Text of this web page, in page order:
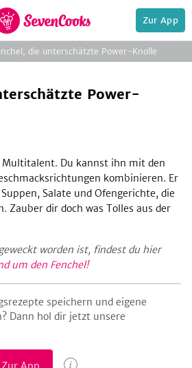
Zur App
die unterschätzte Power-Knolle
Power-
Multitalent. Du kannst ihn mit den
kombinieren. Er
Salate und Ofengerichte, die
Zauber dir doch was Tolles aus der
worden ist, findest du hier
um den Fenchel!
speichern und eigene
Dann hol dir jetzt unsere